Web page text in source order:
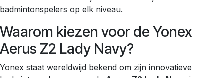
badmintonspelers op elk niveau.
Waarom kiezen voor de Yonex
Aerus Z2 Lady Navy?
Yonex staat wereldwijd bekend om zijn innovatieve